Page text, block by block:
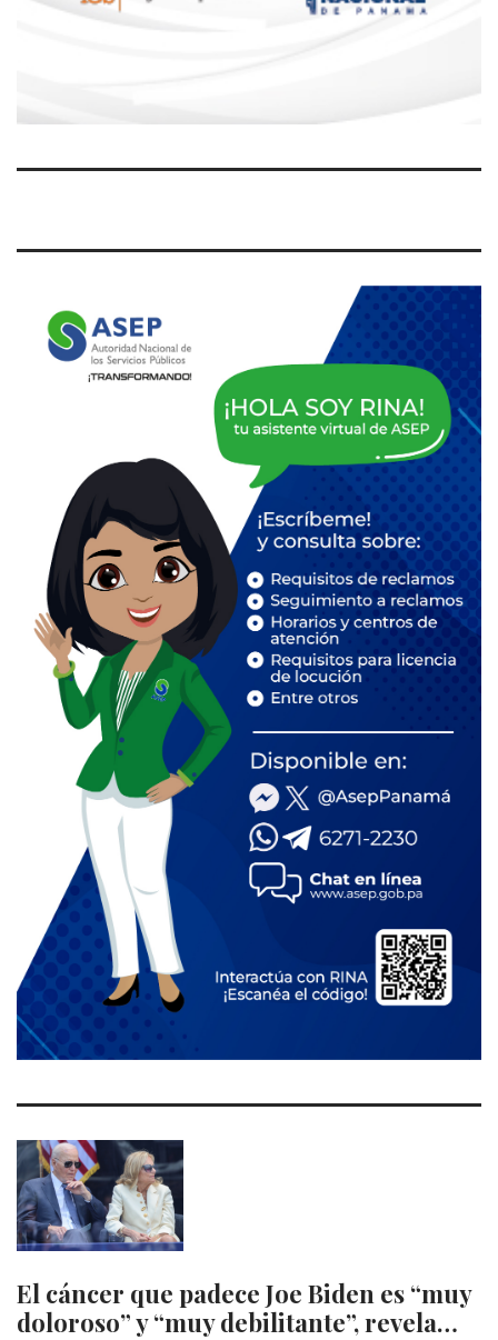
El cáncer que padece Joe Biden es “muy
doloroso” y “muy debilitante”, revela…